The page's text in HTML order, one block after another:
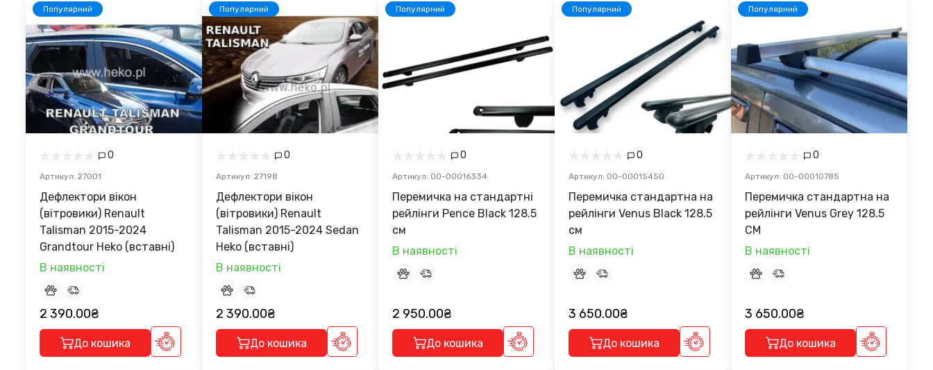
Популярний
0
Артикул: 27001
Дефлектори вікон
(вітровики) Renault
Talisman 2015-2024
Grandtour Heko (вставні)
В наявності
2 390.00₴
До кошика
Популярний
0
Артикул: 27198
Дефлектори вікон
(вітровики) Renault
Talisman 2015-2024 Sedan
Heko (вставні)
В наявності
2 390.00₴
До кошика
Популярний
0
Артикул: 00-00016334
Перемичка на стандартні
рейлінги Pence Black 128.5
cм
В наявності
2 950.00₴
До кошика
Популярний
0
Артикул: 00-00015450
Перемичка стандартна на
рейлінги Venus Black 128.5
см
В наявності
3 650.00₴
До кошика
Популярний
0
Артикул: 00-00010785
Перемичка стандартна на
рейлінги Venus Grey 128.5
CM
В наявності
3 650.00₴
До кошика